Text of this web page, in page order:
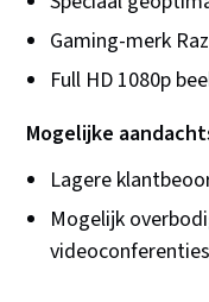
Gaming-merk
Full HD 1080p
Mogelijke
Lagere
Mogelijk
videoconferenties